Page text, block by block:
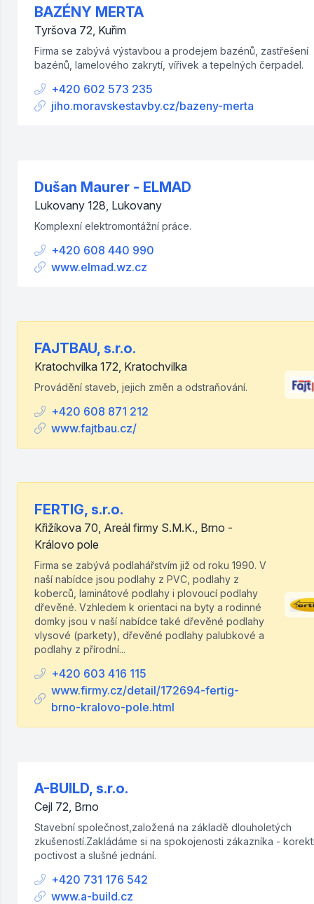
BAZÉNY MERTA
Tyršova 72, Kuřim
Firma se zabývá výstavbou a prodejem bazénů, zastřešení
bazénů, lamelového zakrytí, vířivek a tepelných čerpadel.
+420 602 573 235
jiho.moravskestavby.cz/bazeny-merta
Dušan Maurer - ELMAD
Lukovany 128, Lukovany
Komplexní elektromontážní práce.
+420 608 440 990
www.elmad.wz.cz
FAJTBAU, s.r.o.
Kratochvilka 172, Kratochvilka
Provádění staveb, jejich změn a odstraňování.
+420 608 871 212
www.fajtbau.cz/
FERTIG, s.r.o.
Křižíkova 70, Areál firmy S.M.K., Brno -
Královo pole
Firma se zabývá podlahářstvím již od roku 1990. V
naší nabídce jsou podlahy z PVC, podlahy z
koberců, laminátové podlahy i plovoucí podlahy
dřevěné. Vzhledem k orientaci na byty a rodinné
domky jsou v naší nabídce také dřevěné podlahy
vlysové (parkety), dřevěné podlahy palubkové a
podlahy z přírodní...
+420 603 416 115
www.firmy.cz/detail/172694-fertig-
brno-kralovo-pole.html
A-BUILD, s.r.o.
Cejl 72, Brno
Stavební společnost,založená na základě dlouholetých
zkušeností.Zakládáme si na spokojenosti zákazníka -
poctivost a slušné jednání.
+420 731 176 542
www.a-build.cz